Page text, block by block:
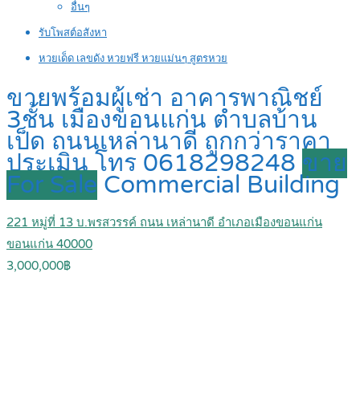
อื่นๆ
รับโพสต์อสังหา
หวยเด็ด เลขดัง หวยฟรี หวยแม่นๆ สูตรหวย
ขายพร้อมผู้เช่า อาคารพาณิชย์
3ชั้น เมืองขอนแก่น ตำบลบ้าน
เป็ด ถนนเหล่านาดี ถูกกว่าราคา
ประเมิน โทร 0618298248 ขาย
For Sale Commercial Building
221 หมู่ที่ 13 บ.พรสวรรค์ ถนน เหล่านาดี อำเภอเมืองขอนแก่น
ขอนแก่น 40000
3,000,000฿